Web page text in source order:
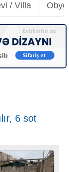
/ Villa
6 sot